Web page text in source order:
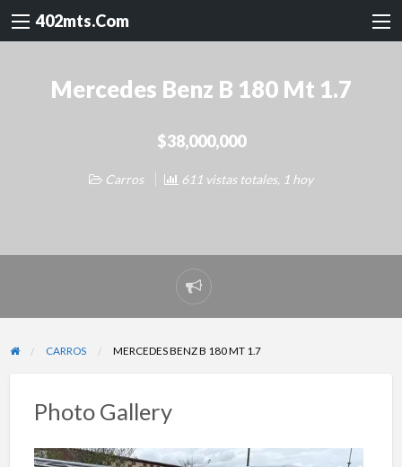
402mts.Com
Mercedes Benz B 180 Mt 1.7
$38,000,000
Carros 611 vistas totales, 1 hoy
Reportar
problema
CARROS MERCEDES BENZ B 180 MT 1.7
Photo Gallery